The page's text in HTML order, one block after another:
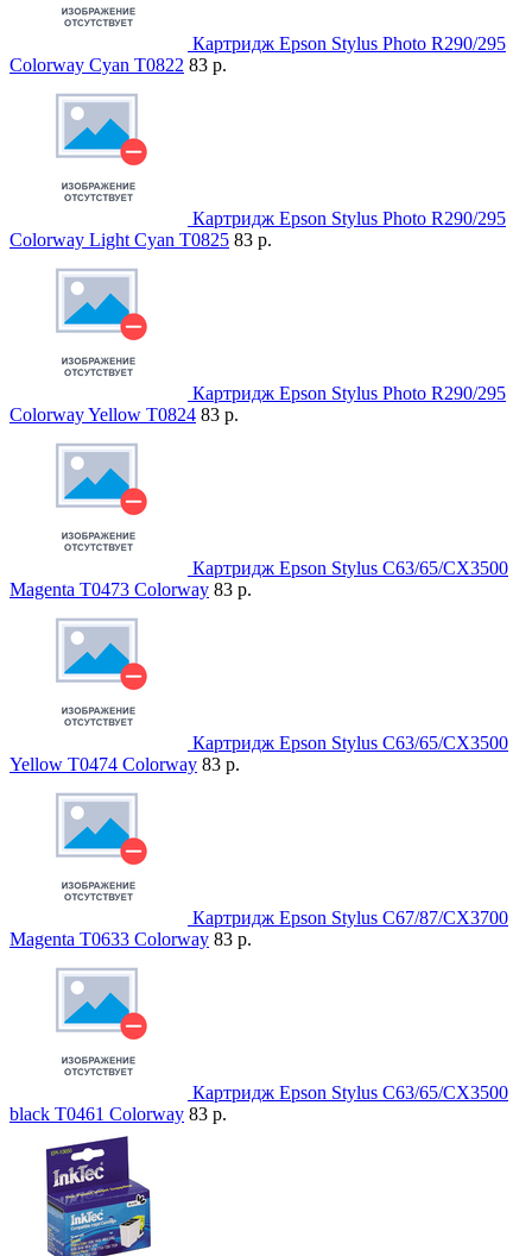
Картридж Epson Stylus Photo R290/295
Colorway Cyan T0822 83 р.
Картридж Epson Stylus Photo R290/295
Colorway Light Cyan T0825 83 р.
Картридж Epson Stylus Photo R290/295
Colorway Yellow T0824 83 р.
Картридж Epson Stylus C63/65/CX3500
Magenta T0473 Colorway 83 р.
Картридж Epson Stylus C63/65/CX3500
Yellow T0474 Colorway 83 р.
Картридж Epson Stylus C67/87/CX3700
Magenta T0633 Colorway 83 р.
Картридж Epson Stylus C63/65/CX3500
black T0461 Colorway 83 р.